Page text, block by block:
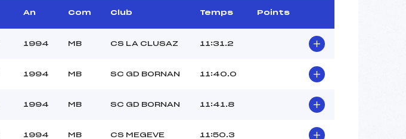
Point Haut :
An Com Club Temps Points
1994 MB CS LA CLUSAZ 11:31.2
1994 MB SC GD BORNAN 11:40.0
1994 MB SC GD BORNAN 11:41.8
1994 MB CS MEGEVE 11:50.3